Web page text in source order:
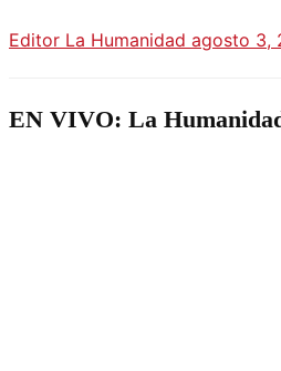
Editor La Humanidad agosto 3,
EN VIVO: La